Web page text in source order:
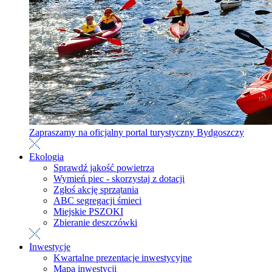
Zapraszamy na oficjalny portal turystyczny Bydgoszczy
Ekologia
Sprawdź jakość powietrza
Wymień piec - skorzystaj z dotacji
Zgłoś akcję sprzątania
ABC segregacji śmieci
Miejskie PSZOKI
Zbieranie deszczówki
Inwestycje
Kwartalne prezentacje inwestycyjne
Mapa inwestycji